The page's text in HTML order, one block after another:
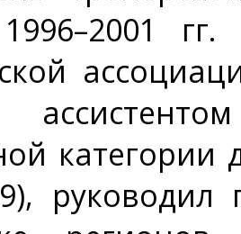
категории
руководил